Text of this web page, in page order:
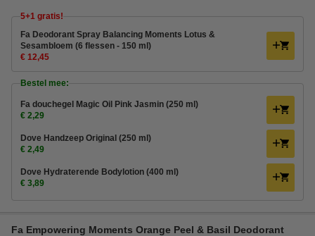
5+1 gratis!
Fa Deodorant Spray Balancing Moments Lotus &
Sesambloem (6 flessen - 150 ml)
€ 12,45
Bestel mee:
Fa douchegel Magic Oil Pink Jasmin (250 ml)
€ 2,29
Dove Handzeep Original (250 ml)
€ 2,49
Dove Hydraterende Bodylotion (400 ml)
€ 3,89
Fa Empowering Moments Orange Peel & Basil Deodorant